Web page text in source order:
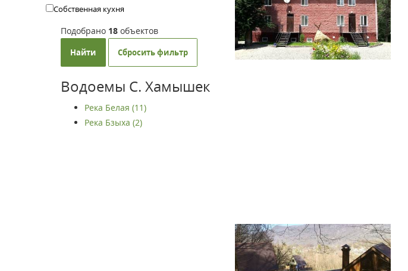
Собственная кухня
Подобрано 18 объектов
Найти Сбросить фильтр
Водоемы С. Хамышек
Река Белая (11)
Река Бзыха (2)